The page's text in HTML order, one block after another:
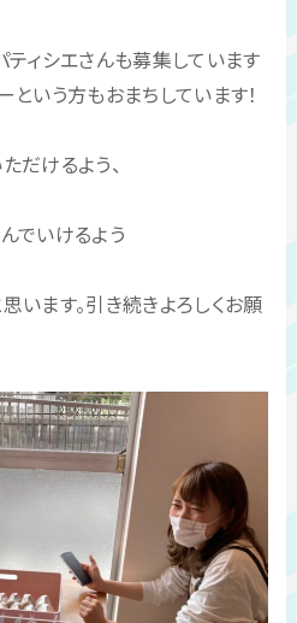
ティシエさんも募集しています
という方もおまちしています！
だけるよう、
でいけるよう
います。引き続きよろしくお願